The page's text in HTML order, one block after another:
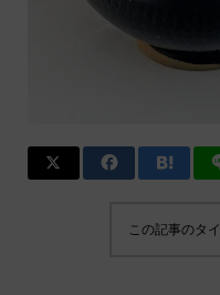
この記事のタ